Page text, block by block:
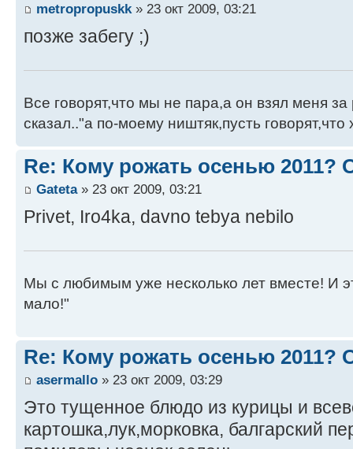
metropropuskk» 23 окт 2009, 03:21
позже забегу ;)
Все говорят,что мы не пара,а он взял меня за
сказал.."а по-моему ништяк,пусть говорят,что
Re: Кому рожать осенью 2011?
Gateta» 23 окт 2009, 03:21
Privet, Iro4ka, davno tebya nebilo
Мы с любимым уже несколько лет вместе! И
мало!"
Re: Кому рожать осенью 2011?
asermallo » 23 окт 2009, 03:29
Это тущенное блюдо из курицы и
картошка,лук,морковка, балгарский